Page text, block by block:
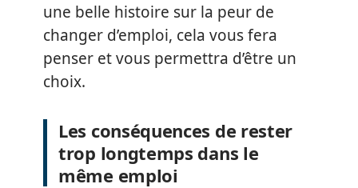
une belle histoire sur la peur de
changer d’emploi, cela vous fera
penser et vous permettra d’être un
choix.
Les conséquences de rester
trop longtemps dans le
même emploi